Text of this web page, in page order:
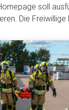
soll
Die